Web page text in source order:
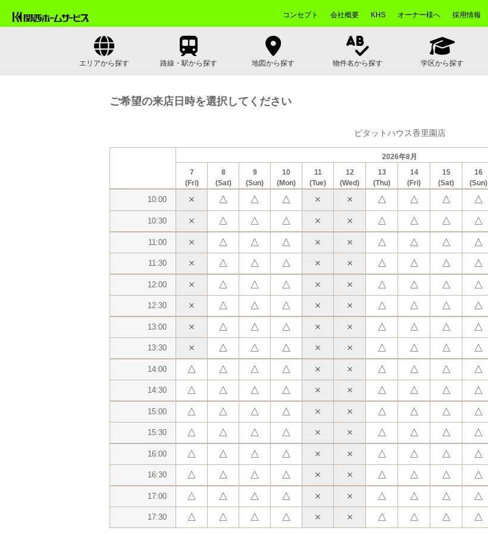
コンセプト 会社概要 KHS オーナー様へ 採用情報
エリアから探す 路線・駅から探す 地図から探す 物件名から探す 学区から探す
ご希望の来店日時を選択してください
ピタットハウス香里園店
2026年8月
7
(Fri)
8
(Sat)
9
(Sun)
10
(Mon)
11
(Tue)
12
(Wed)
13
(Thu)
14
(Fri)
15
(Sat)
16
(Sun)
10:00
10:30
11:00
11:30
12:00
12:30
13:00
13:30
14:00
14:30
15:00
15:30
16:00
16:30
17:00
17:30
△
△
△
△
△
△
△
△
△
△
△
△
△
△
△
△
△
△
△
△
△
△
△
△
△
△
△
△
△
△
△
△
△
△
△
△
△
△
△
△
△
△
△
△
△
△
△
△
△
△
△
△
△
△
△
△
△
△
△
△
△
△
△
△
△
△
△
△
△
△
△
△
△
△
△
△
△
△
△
△
△
△
△
△
△
△
△
△
△
△
△
△
△
△
△
△
△
△
△
△
△
△
△
△
△
△
△
△
△
△
△
△
△
△
△
△
△
△
△
△